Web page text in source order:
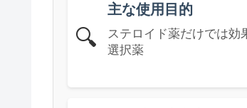
🔍
主な使用目的
ステロイド薬だけでは効
選択薬